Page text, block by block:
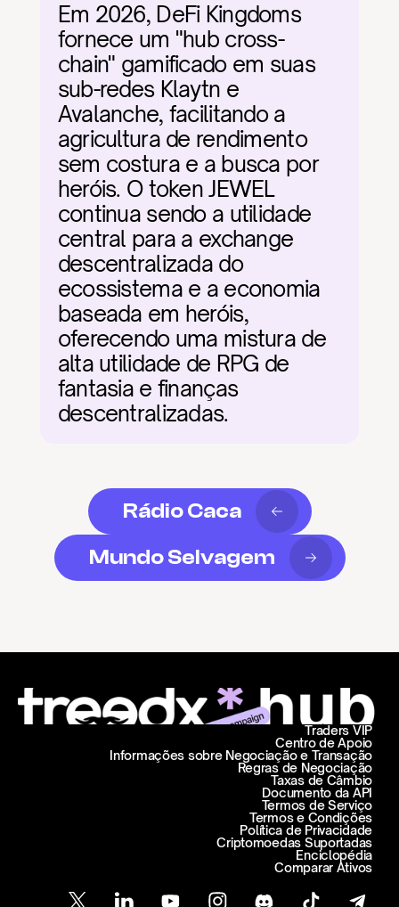
Em 2026, DeFi Kingdoms
fornece um "hub cross-
chain" gamificado em suas
sub-redes Klaytn e
Avalanche, facilitando a
agricultura de rendimento
sem costura e a busca por
heróis. O token JEWEL
continua sendo a utilidade
central para a exchange
descentralizada do
ecossistema e a economia
baseada em heróis,
oferecendo uma mistura de
alta utilidade de RPG de
fantasia e finanças
descentralizadas.
Rádio Caca
Mundo Selvagem
Centro de Apoio
Informações sobre Negociação e Transação
Traders VIP
Regras de Negociação
Taxas de Câmbio
Documento da API
Termos de Serviço
Termos e Condições
Política de Privacidade
Criptomoedas Suportadas
Enciclopédia
Comparar Ativos